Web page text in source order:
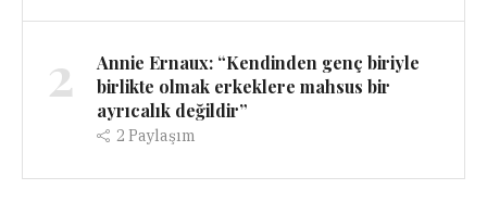
2
Annie Ernaux: “Kendinden genç biriyle
birlikte olmak erkeklere mahsus bir
ayrıcalık değildir”
2 Paylaşım